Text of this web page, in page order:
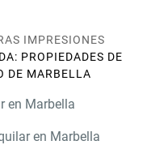
IMPRESIONES
PROPIEDADES DE
DE MARBELLA
en Marbella
en Marbella